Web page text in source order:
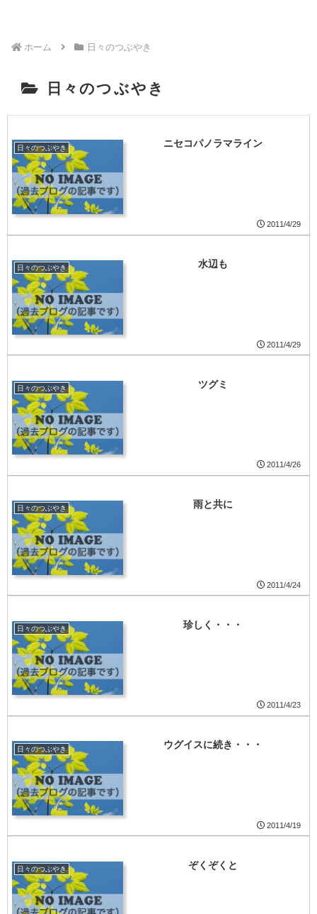
ホーム 日々のつぶやき
日々のつぶやき
日々のつぶやき ニセコパノラマライン
2011/4/29
日々のつぶやき 水辺も
2011/4/29
日々のつぶやき ツグミ
2011/4/26
日々のつぶやき 雨と共に
2011/4/24
日々のつぶやき 珍しく・・・
2011/4/23
日々のつぶやき ウグイスに続き・・・
2011/4/19
日々のつぶやき ぞくぞくと